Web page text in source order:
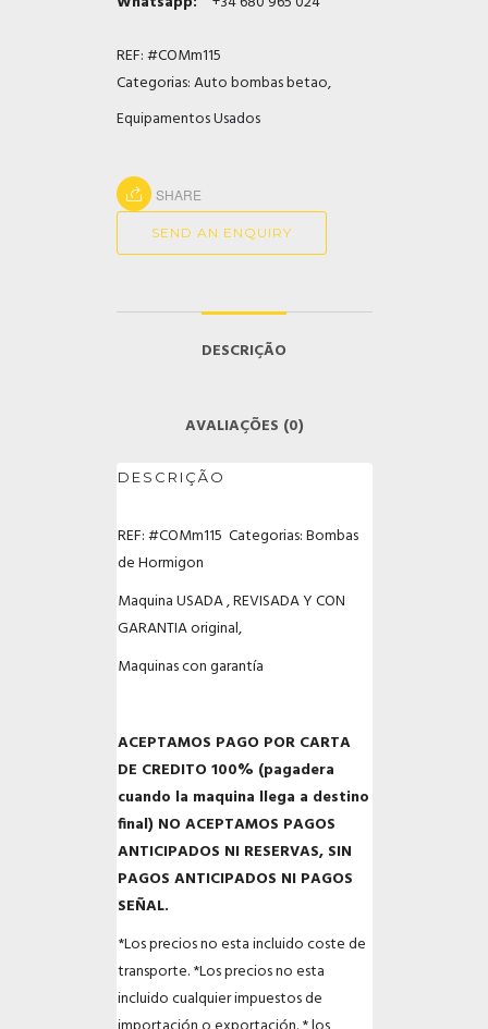
REF:#COMm115
Categorias:Auto bombas betao,
Equipamentos Usados
SHARE
SEND AN ENQUIRY
DESCRIÇÃO
AVALIAÇÕES (0)
DESCRIÇÃO
REF: #COMm115 Categorias: Bombas
de Hormigon
Maquina USADA , REVISADA Y CON
GARANTIA original,
Maquinas con garantía
ACEPTAMOS PAGO POR CARTA
DE CREDITO 100% (pagadera
cuando la maquina llega a destino
final) NO ACEPTAMOS PAGOS
ANTICIPADOS NI RESERVAS, SIN
PAGOS ANTICIPADOS NI PAGOS
SEÑAL.
*Los precios no esta incluido coste de
transporte.*Los precios no esta
incluido cualquier impuestos de